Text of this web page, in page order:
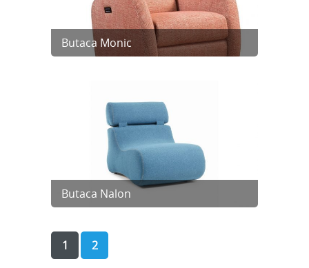
Butaca Monic
Butaca Nalon
1 2